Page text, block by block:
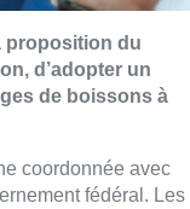
proposition du
d’adopter un
de boissons à
coordonnée avec
fédéral. Les